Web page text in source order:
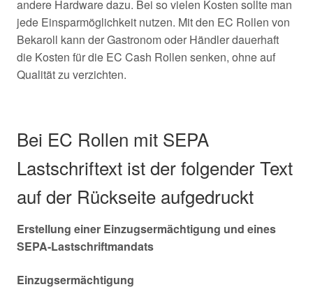
andere Hardware dazu. Bei so vielen Kosten sollte man
jede Einsparmöglichkeit nutzen. Mit den EC Rollen von
Bekaroll kann der Gastronom oder Händler dauerhaft
die Kosten für die EC Cash Rollen senken, ohne auf
Qualität zu verzichten.
Bei EC Rollen mit SEPA
Lastschriftext ist der folgender Text
auf der Rückseite aufgedruckt
Erstellung einer Einzugsermächtigung und eines
SEPA-Lastschriftmandats
Einzugsermächtigung